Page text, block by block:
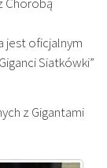
jest oficjalnym
Siatkówki”
z Gigantami